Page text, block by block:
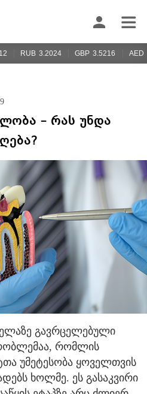
RUB 3.2024 GBP 3.5216 AED
– რას უნდა
გავრცელებული
რომლის
უმეტესობა ყოველთვის
ხოლმე. ეს გასაკვირი